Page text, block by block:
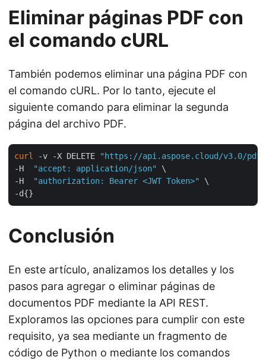
Eliminar páginas PDF con
el comando cURL
También podemos eliminar una página PDF con
el comando cURL. Por lo tanto, ejecute el
siguiente comando para eliminar la segunda
página del archivo PDF.
curl -v -X DELETE
"https://api.aspose.cloud/v3.0/pdf/
-H
"accept: application/json"
\
-H
"authorization: Bearer <JWT Token>"
\
Conclusión
En este artículo, analizamos los detalles y los
pasos para agregar o eliminar páginas de
documentos PDF mediante la API REST.
Exploramos las opciones para cumplir con este
requisito, ya sea mediante un fragmento de
código de Python o mediante los comandos